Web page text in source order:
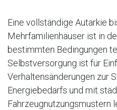
Eine vollständige Autarkie
Mehrfamilienhäuser ist in
bestimmten Bedingungen
Selbstversorgung ist für
Verhaltensänderungen zur
Energiebedarfs und mit
Fahrzeugnutzungsmustern